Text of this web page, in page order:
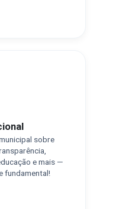
sobre
e mais —
fundamental!